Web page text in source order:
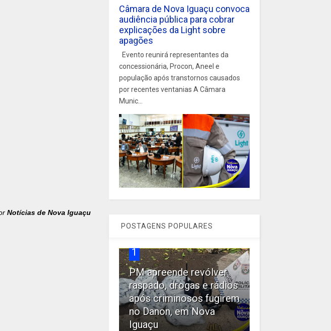
Notícias de Nova Iguaçu
Câmara de Nova Iguaçu convoca
audiência pública para cobrar
explicações da Light sobre
apagões
Evento reunirá representantes da
concessionária, Procon, Aneel e
população após transtornos causados
por recentes ventanias A Câmara
Munic...
POSTAGENS POPULARES
1
PM apreende revólver
raspado, drogas e rádios
após criminosos fugirem
no Danon, em Nova
Iguaçu